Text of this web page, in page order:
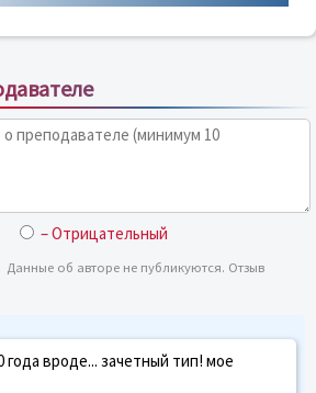
– Отрицательный
Данные об авторе не публикуются. Отзыв
года вроде... зачетный тип! мое